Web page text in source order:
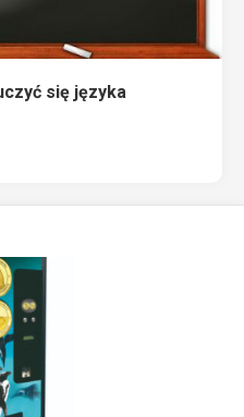
się języka